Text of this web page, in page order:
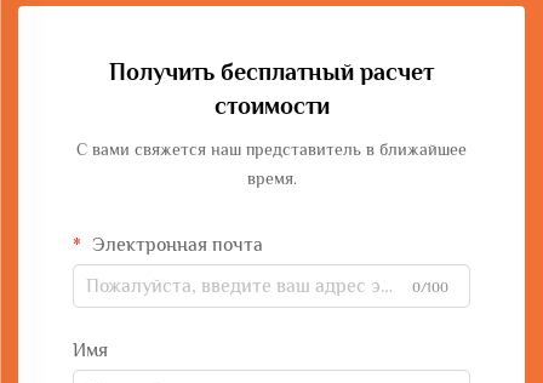
Получить бесплатный расчет
стоимости
С вами свяжется наш представитель в ближайшее
время.
Электронная почта
0/100
Имя